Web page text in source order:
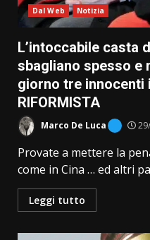
Dal Web Notizia
L’intoccabile casta
sbagliano spesso e
giorno tre innocenti
RIFORMISTA
Marco De Luca
Provate a mettere la
come in Cina … ed altri
Leggi tutto